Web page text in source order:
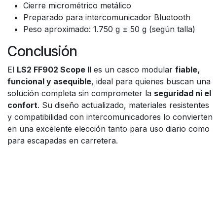
Cierre micrométrico metálico
Preparado para intercomunicador Bluetooth
Peso aproximado: 1.750 g ± 50 g (según talla)
Conclusión
El LS2 FF902 Scope II es un casco modular fiable,
funcional y asequible, ideal para quienes buscan una
solución completa sin comprometer la seguridad ni el
confort. Su diseño actualizado, materiales resistentes
y compatibilidad con intercomunicadores lo convierten
en una excelente elección tanto para uso diario como
para escapadas en carretera.